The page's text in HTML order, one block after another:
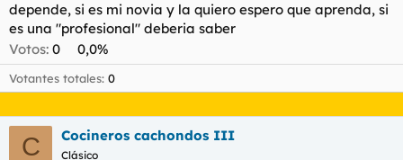
t
e
a
o
depende, si es mi novia y la quiero espero que aprenda, si
es una "profesional" deberia saber
Votos: 0 0,0%
Votantes totales 0
C Cocineros cachondos III
Clásico